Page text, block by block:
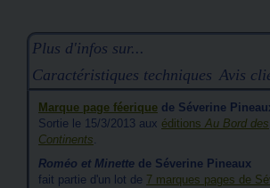
Plus d'infos sur...
Caractéristiques techniques Avis
Marque page féerique de Séverine
Sortie le 15/3/2013 aux éditions Au Bord des
Continents.
Roméo et Minette de Séverine Pineaux
fait partie d'un lot de 7 marques pages de